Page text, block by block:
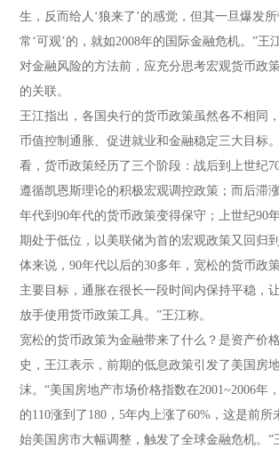
生，反而给人‘狼来了’的感觉，但其一旦爆发
常‘可观’的，就如2008年的国际金融危机。”王
对金融风险的方法前，应充分思考宏观货币政
的关联。
王江指出，各国央行的货币政策虽然各不相同
币值控制通胀、促进就业和金融稳定三大目标
看，货币政策经历了三个阶段：战后到上世纪
遵循凯恩斯理论的积极宏观调控政策；而后滞
年代到90年代的货币政策变得保守；上世纪90
期处于低位，以美联储为首的宏观政策又回归
体来说，90年代以后的30多年，宽松的货币政
主要目标，通胀在很长一段时间内保持平稳，
放手使用货币政策工具。”王江称。
宽松的货币政策为金融带来了什么？是资产价
史，王江表示，前期的低息政策引发了美国房
沫。“美国房地产市场价格指数在2001~2006年
的110涨到了180，5年内上涨了60%，这是前所
始美国房市大幅调整，触发了全球金融危机。”